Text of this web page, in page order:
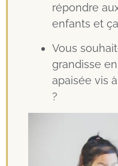
répondre
enfants et
Vous
grandisse
apaisée vis
?